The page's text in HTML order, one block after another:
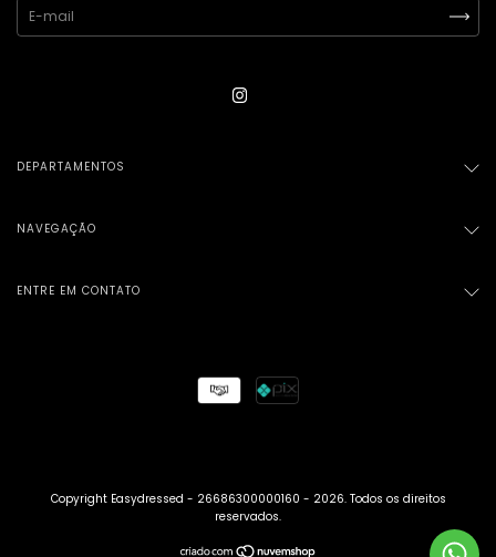
DEPARTAMENTOS
NAVEGAÇÃO
ENTRE EM CONTATO
Copyright Easydressed - 26686300000160 - 2026. Todos os direitos
reservados.